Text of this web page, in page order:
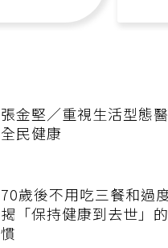
張金堅／重視生活型態
全民健康
70歲後不用吃三餐和過
揭「保持健康到去世」
慣